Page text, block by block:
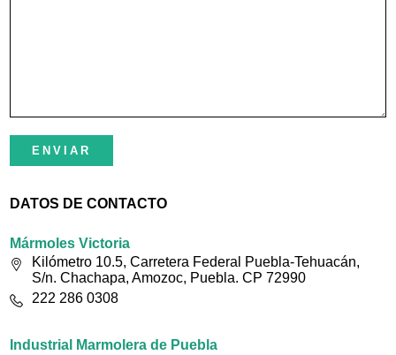
DATOS DE CONTACTO
Mármoles Victoria
Kilómetro 10.5, Carretera Federal Puebla-Tehuacán,
S/n. Chachapa, Amozoc, Puebla. CP 72990
222 286 0308
Industrial Marmolera de Puebla